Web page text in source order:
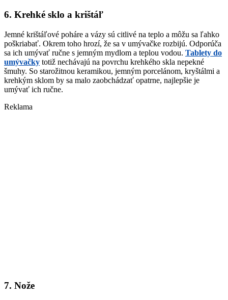
6. Krehké sklo a krištáľ
Jemné krištáľové poháre a vázy sú citlivé na teplo a môžu sa ľahko
poškriabať. Okrem toho hrozí, že sa v umývačke rozbijú. Odporúča
sa ich umývať ručne s jemným mydlom a teplou vodou. Tablety do
umývačky totiž nechávajú na povrchu krehkého skla nepekné
šmuhy. So starožitnou keramikou, jemným porcelánom, kryštálmi a
krehkým sklom by sa malo zaobchádzať opatrne, najlepšie je
umývať ich ručne.
Reklama
7. Nože